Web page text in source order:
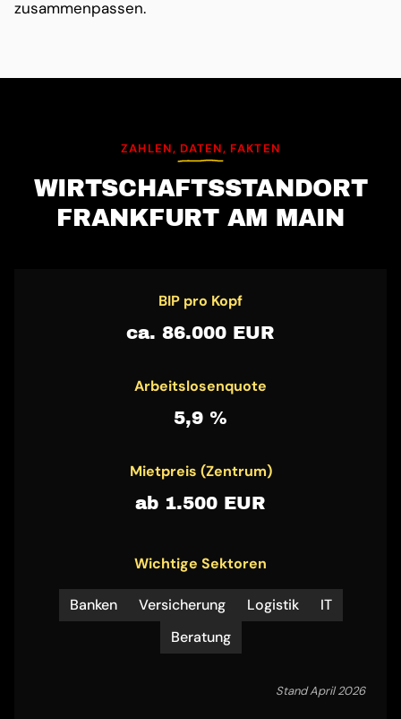
zusammenpassen.
ZAHLEN, DATEN, FAKTEN
WIRTSCHAFTS­STANDORT
FRANKFURT AM MAIN
BIP pro Kopf
ca. 86.000 EUR
Arbeitslosenquote
5,9 %
Mietpreis (Zentrum)
ab 1.500 EUR
Wichtige Sektoren
Banken Versicherung Logistik
IT
Beratung
Stand April 2026